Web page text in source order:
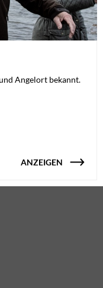
Angelort bekannt.
ANZEIGEN